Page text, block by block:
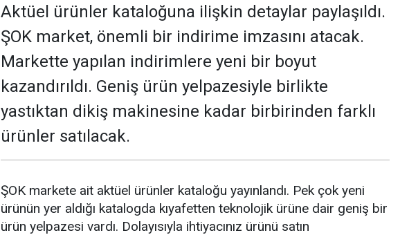
Aktüel ürünler kataloğuna ilişkin detaylar paylaşıldı.
ŞOK market, önemli bir indirime imzasını atacak.
Markette yapılan indirimlere yeni bir boyut
kazandırıldı. Geniş ürün yelpazesiyle birlikte
yastıktan dikiş makinesine kadar birbirinden farklı
ürünler satılacak.
ŞOK markete ait aktüel ürünler kataloğu yayınlandı. Pek çok yeni
ürünün yer aldığı katalogda kıyafetten teknolojik ürüne dair geniş bir
ürün yelpazesi vardı. Dolayısıyla ihtiyacınız ürünü satın